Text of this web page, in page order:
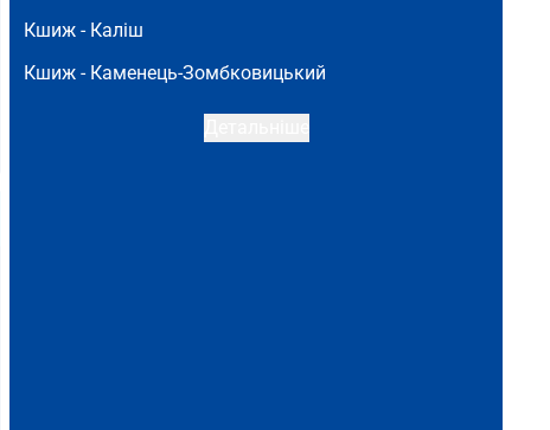
Кшиж - Каліш
Кшиж - Каменець-Зомбковицький